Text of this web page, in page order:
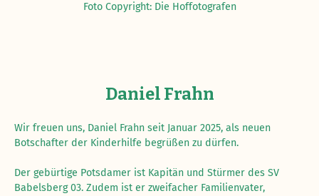
Foto Copyright: Die Hoffotografen
Daniel Frahn
Wir freuen uns, Daniel Frahn seit Januar 2025, als neuen
Botschafter der Kinderhilfe begrüßen zu dürfen.
Der gebürtige Potsdamer ist Kapitän und Stürmer des SV
Babelsberg 03. Zudem ist er zweifacher Familienvater,